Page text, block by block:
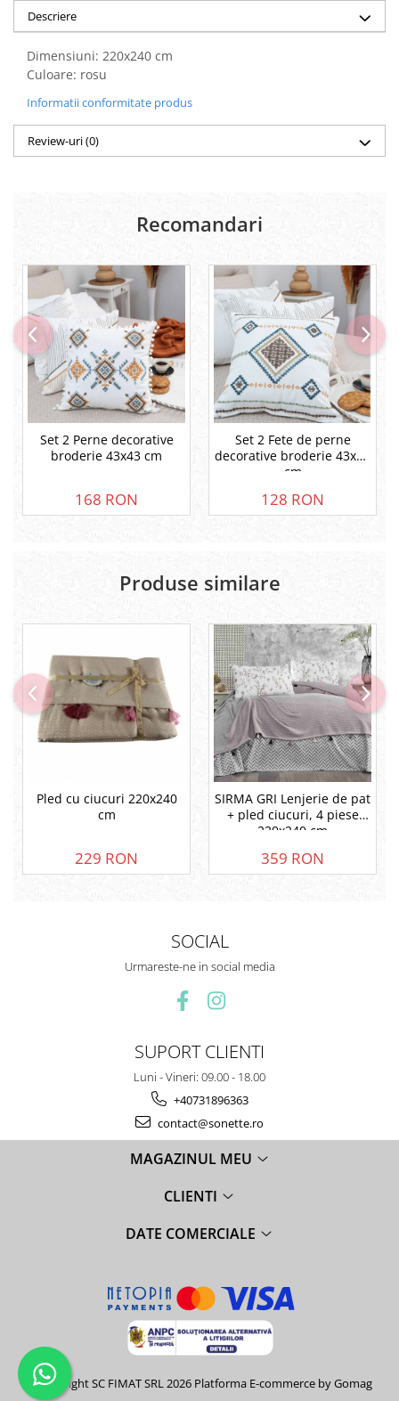
Descriere
Dimensiuni: 220x240 cm
Culoare: rosu
Informatii conformitate produs
Review-uri(0)
Recomandari
Set 2 Perne decorative
broderie 43x43 cm
168 RON
Set 2 Fete de perne
decorative broderie 43x43
cm
128 RON
Produse similare
Pled cu ciucuri 220x240
cm
229 RON
SIRMA GRI Lenjerie de pat
+ pled ciucuri, 4 piese
220x240 cm
359 RON
SOCIAL
Urmareste-ne in social media
SUPORT CLIENTI
Luni - Vineri: 09.00 - 18.00
+40731896363
contact@sonette.ro
MAGAZINUL MEU
CLIENTI
DATE COMERCIALE
©Copyright SC FIMAT SRL 2026 Platforma E-commerce by Gomag